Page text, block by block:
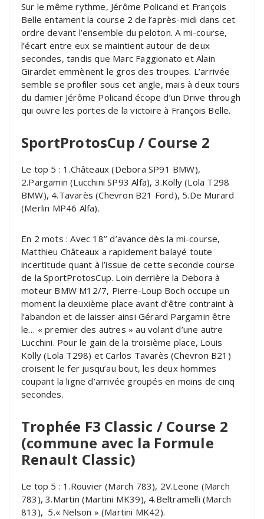
Sur le même rythme, Jérôme Policand et François
Belle entament la course 2 de l’après-midi dans cet
ordre devant l’ensemble du peloton. A mi-course,
l’écart entre eux se maintient autour de deux
secondes, tandis que Marc Faggionato et Alain
Girardet emmènent le gros des troupes. L’arrivée
semble se profiler sous cet angle, mais à deux tours
du damier Jérôme Policand écope d’un Drive through
qui ouvre les portes de la victoire à François Belle.
SportProtosCup / Course 2
Le top 5 : 1.Châteaux (Debora SP91 BMW),
2.Pargamin (Lucchini SP93 Alfa), 3.Kolly (Lola T298
BMW), 4.Tavarès (Chevron B21 Ford), 5.De Murard
(Merlin MP46 Alfa).
En 2 mots : Avec 18’’ d’avance dès la mi-course,
Matthieu Châteaux a rapidement balayé toute
incertitude quant à l’issue de cette seconde course
de la SportProtosCup. Loin derrière la Debora à
moteur BMW M12/7, Pierre-Loup Boch occupe un
moment la deuxième place avant d’être contraint à
l’abandon et de laisser ainsi Gérard Pargamin être
le… « premier des autres » au volant d’une autre
Lucchini. Pour le gain de la troisième place, Louis
Kolly (Lola T298) et Carlos Tavarès (Chevron B21)
croisent le fer jusqu’au bout, les deux hommes
coupant la ligne d’arrivée groupés en moins de cinq
secondes.
Trophée F3 Classic / Course 2
(commune avec la Formule
Renault Classic)
Le top 5 : 1.Rouvier (March 783), 2V.Leone (March
783), 3.Martin (Martini MK39), 4.Beltramelli (March
813), 5.« Nelson » (Martini MK42).